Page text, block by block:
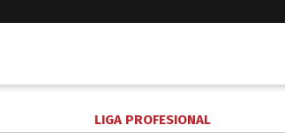
LIGA PROFESIONAL